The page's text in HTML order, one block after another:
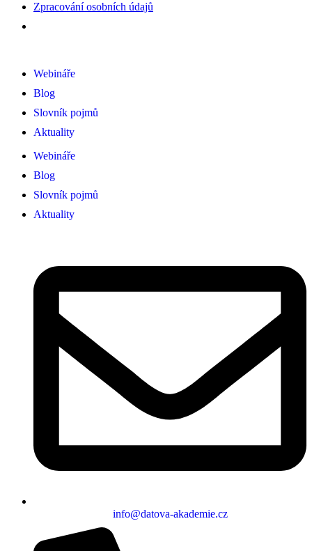
Zpracování osobních údajů
Webináře
Blog
Slovník pojmů
Aktuality
Webináře
Blog
Slovník pojmů
Aktuality
info@datova-akademie.cz